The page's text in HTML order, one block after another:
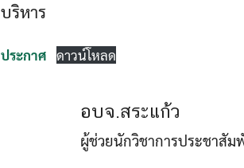
บริหาร
ประกาศ ดาวน์โหลด
อบจ.สระแก้ว
ผู้ช่วยนักวิชาการประชาสัม